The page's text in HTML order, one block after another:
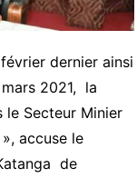
dernier ainsi
2021, la
Secteur Minier
accuse le
de